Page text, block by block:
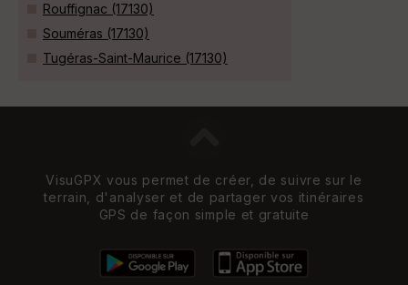
Rouffignac (17130)
Souméras (17130)
Tugéras-Saint-Maurice (17130)
VisuGPX vous permet de créer, de suivre sur le
terrain, d'analyser et de partager vos itinéraires
GPS de façon simple et gratuite